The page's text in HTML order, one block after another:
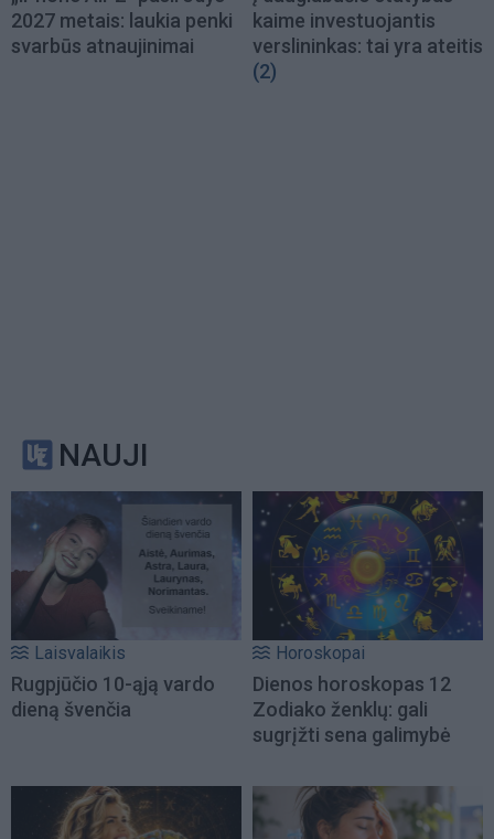
2027 metais: laukia penki
svarbūs atnaujinimai
kaime investuojantis
verslininkas: tai yra ateitis
(2)
NAUJI
Laisvalaikis
Rugpjūčio 10-ąją vardo
dieną švenčia
Horoskopai
Dienos horoskopas 12
Zodiako ženklų: gali
sugrįžti sena galimybė